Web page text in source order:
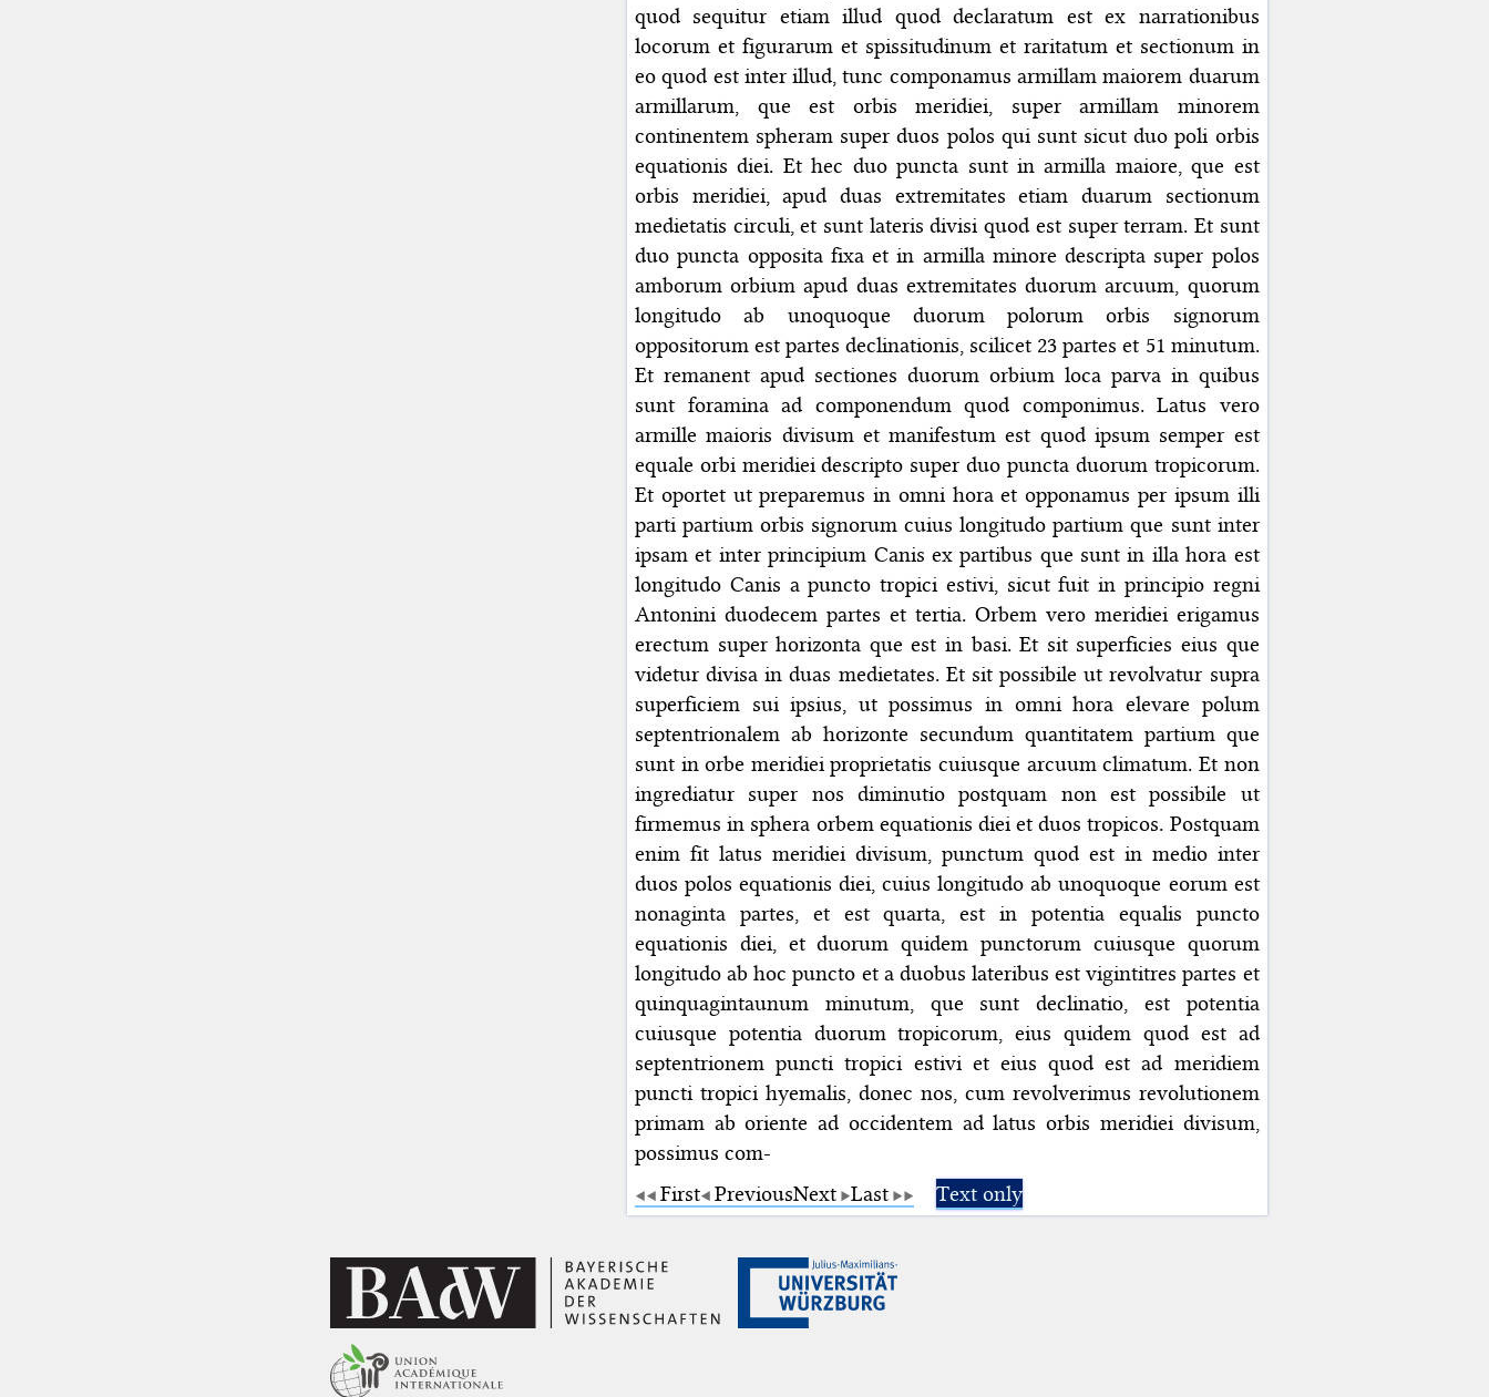
quod sequitur etiam illud quod declaratum est ex narrationibus
locorum et figurarum et spissitudinum et raritatum et sectionum in
eo quod est inter illud, tunc componamus armillam maiorem duarum
armillarum, que est orbis meridiei, super armillam minorem
continentem spheram super duos polos qui sunt sicut duo poli orbis
equationis diei. Et hec duo puncta sunt in armilla maiore, que est
orbis meridiei, apud duas extremitates etiam duarum sectionum
medietatis circuli, et sunt lateris divisi quod est super terram. Et sunt
duo puncta opposita fixa et in armilla minore descripta super polos
amborum orbium apud duas extremitates duorum arcuum, quorum
longitudo ab unoquoque duorum polorum orbis signorum
oppositorum est partes declinationis, scilicet 23 partes et 51 minutum.
Et remanent apud sectiones duorum orbium loca parva in quibus
sunt foramina ad componendum quod componimus. Latus vero
armille maioris divisum et manifestum est quod ipsum semper est
equale orbi meridiei descripto super duo puncta duorum tropicorum.
Et oportet ut preparemus in omni hora et opponamus per ipsum illi
parti partium orbis signorum cuius longitudo partium que sunt inter
ipsam et inter principium Canis ex partibus que sunt in illa hora est
longitudo Canis a puncto tropici estivi, sicut fuit in principio regni
Antonini duodecem partes et tertia. Orbem vero meridiei erigamus
erectum super horizonta que est in basi. Et sit superficies eius que
videtur divisa in duas medietates. Et sit possibile ut revolvatur supra
superficiem sui ipsius, ut possimus in omni hora elevare polum
septentrionalem ab horizonte secundum quantitatem partium que
sunt in orbe meridiei proprietatis cuiusque arcuum climatum. Et non
ingrediatur super nos diminutio postquam non est possibile ut
firmemus in sphera orbem equationis diei et duos tropicos. Postquam
enim fit latus meridiei divisum, punctum quod est in medio inter
duos polos equationis diei, cuius longitudo ab unoquoque eorum est
nonaginta partes, et est quarta, est in potentia equalis puncto
equationis diei, et duorum quidem punctorum cuiusque quorum
longitudo ab hoc puncto et a duobus lateribus est vigintitres partes et
quinquagintaunum minutum, que sunt declinatio, est potentia
cuiusque potentia duorum tropicorum, eius quidem quod est ad
septentrionem puncti tropici estivi et eius quod est ad meridiem
puncti tropici hyemalis, donec nos, cum revolverimus revolutionem
primam ab oriente ad occidentem ad latus orbis meridiei divisum,
possimus com-
First PreviousNext Last Text only